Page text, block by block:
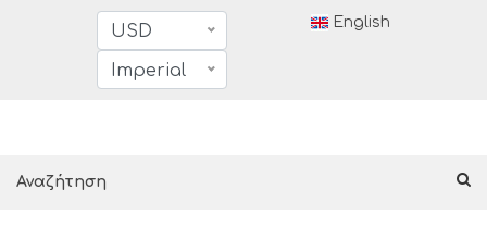
USD
Imperial
English